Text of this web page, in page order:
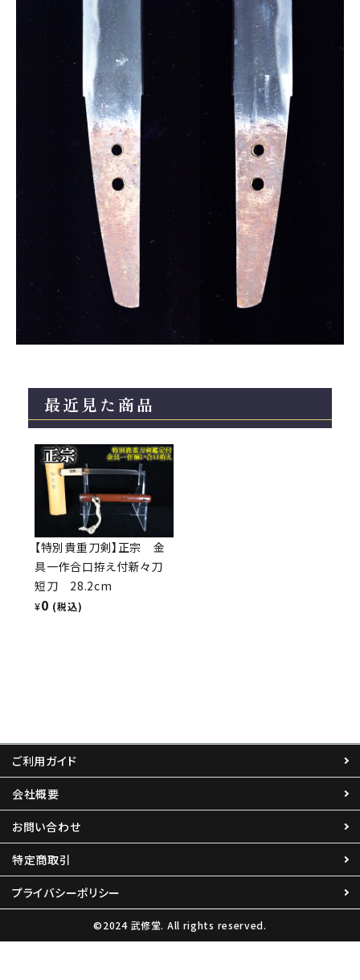
最近見た商品
【特別貴重刀剣】正宗 金
具一作合口拵え付新々刀
短刀 28.2cm
¥0 (税込)
ご利用ガイド
会社概要
お問い合わせ
特定商取引
プライバシーポリシー
©2024 武修堂. All rights reserved.